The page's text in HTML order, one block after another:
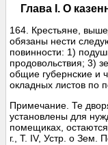
Глава I. О
164. Крестьяне,
обязаны нести
повинности: 1)
продовольствия; 3)
общие губернские и
окладных листов по
Примечание. Те
установлены для
помещиках,
г., Т. IV, Устр. о Зем.